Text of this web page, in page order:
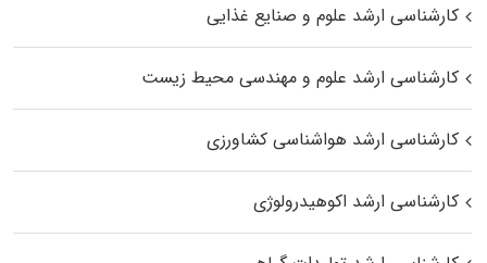
کارشناسی ارشد علوم و صنایع غذایی
کارشناسی ارشد علوم و مهندسی محیط زیست
کارشناسی ارشد هواشناسی کشاورزی
کارشناسی ارشد اکوهیدرولوژی